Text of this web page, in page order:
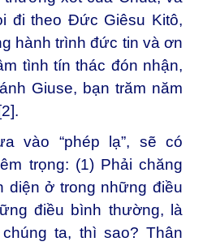
đi theo Đức Giêsu Kitô,
hành trình đức tin và ơn
tình tín thác đón nhận,
Giuse, bạn trăm năm
[2].
vào “phép lạ”, sẽ có
trọng: (1) Phải chăng
diện ở trong những điều
điều bình thường, là
ta, thì sao? Thân